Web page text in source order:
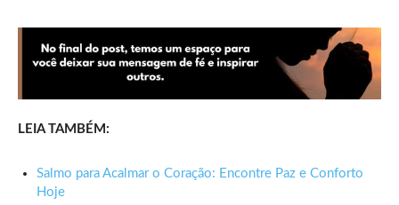
LEIA TAMBÉM:
Salmo para Acalmar o Coração: Encontre Paz e Conforto
Hoje